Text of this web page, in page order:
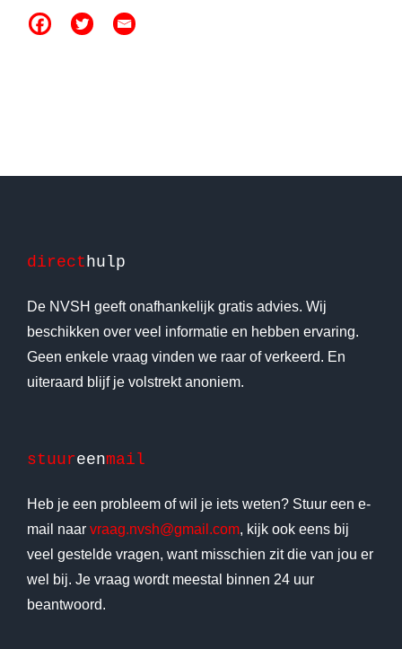
directhulp
De NVSH geeft onafhankelijk gratis advies. Wij
beschikken over veel informatie en hebben ervaring.
Geen enkele vraag vinden we raar of verkeerd. En
uiteraard blijf je volstrekt anoniem.
stuureenmail
Heb je een probleem of wil je iets weten? Stuur een e-
mail naar vraag.nvsh@gmail.com, kijk ook eens bij
veel gestelde vragen, want misschien zit die van jou er
wel bij. Je vraag wordt meestal binnen 24 uur
beantwoord.